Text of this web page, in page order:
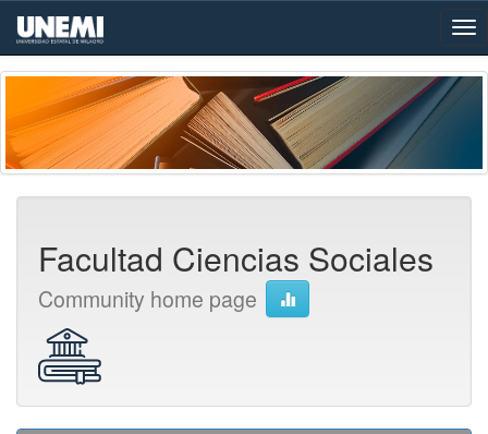
Skip
navigation
Facultad Ciencias Sociales
Community home page